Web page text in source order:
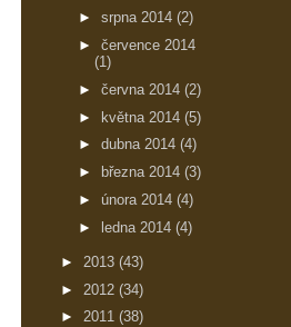
► srpna 2014 (2)
► července 2014
(1)
► června 2014 (2)
► května 2014 (5)
► dubna 2014 (4)
►
března 2014 (3)
► února 2014 (4)
► ledna 2014 (4)
► 2013 (43)
► 2012 (34)
► 2011 (38)